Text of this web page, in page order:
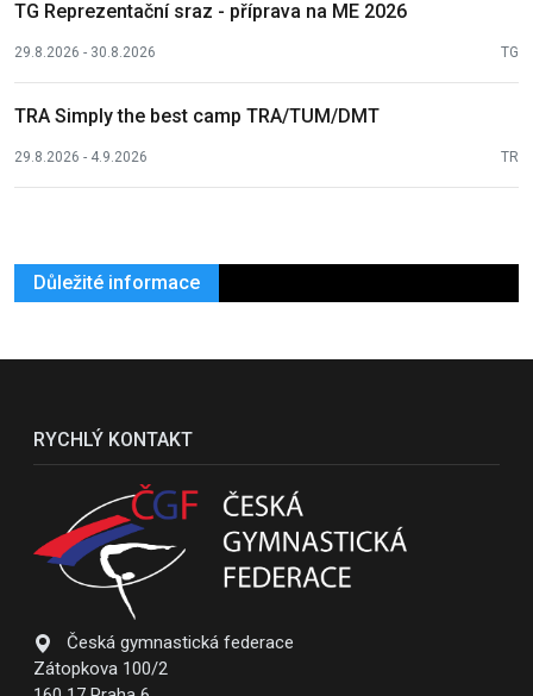
TG Reprezentační sraz - příprava na ME 2026
29.8.2026 - 30.8.2026 TG
TRA Simply the best camp TRA/TUM/DMT
29.8.2026 - 4.9.2026 TR
Důležité informace
RYCHLÝ KONTAKT
Česká gymnastická federace
Zátopkova 100/2